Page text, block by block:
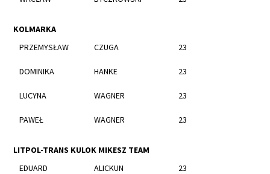
KOLMARKA
PRZEMYSŁAW
CZUGA 23
DOMINIKA HANKE 23
LUCYNA WAGNER 23
PAWEŁ WAGNER 23
LITPOL-TRANS KULOK MIKESZ TEAM
EDUARD
ALICKUN 23